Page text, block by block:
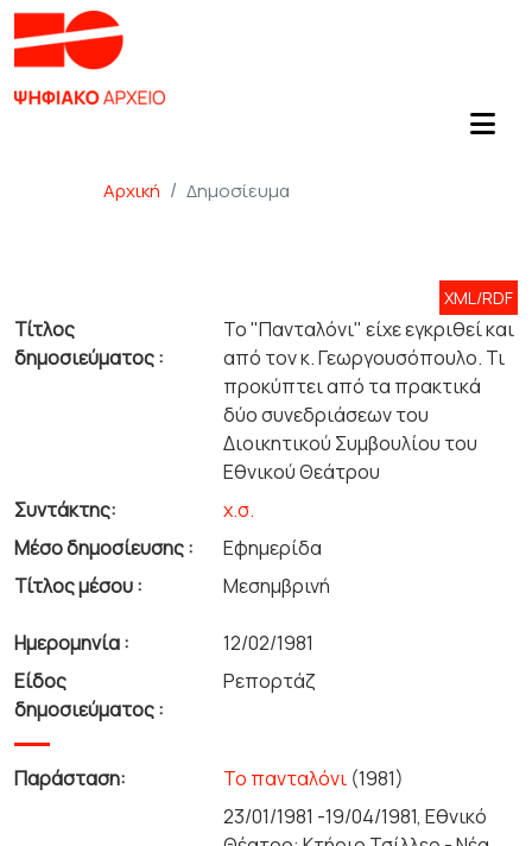
Αρχική Δημοσίευμα
XML/RDF
Τίτλος
δημοσιεύματος :
Το "Πανταλόνι" είχε εγκριθεί και
από τον κ. Γεωργουσόπουλο. Τι
προκύπτει από τα πρακτικά
δύο συνεδριάσεων του
Διοικητικού Συμβουλίου του
Εθνικού Θεάτρου
Συντάκτης:
χ.σ.
Μέσο δημοσίευσης :
Εφημερίδα
Τίτλος μέσου :
Μεσημβρινή
Ημερομηνία :
12/02/1981
Είδος
δημοσιεύματος :
Ρεπορτάζ
Παράσταση: Το πανταλόνι (1981)
23/01/1981 -19/04/1981, Εθνικό